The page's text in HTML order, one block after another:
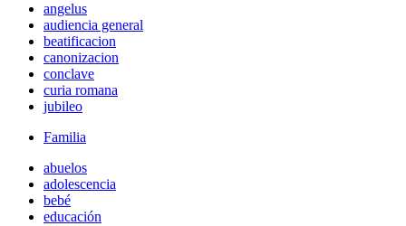
angelus
audiencia general
beatificacion
canonizacion
conclave
curia romana
jubileo
Familia
abuelos
adolescencia
bebé
educación